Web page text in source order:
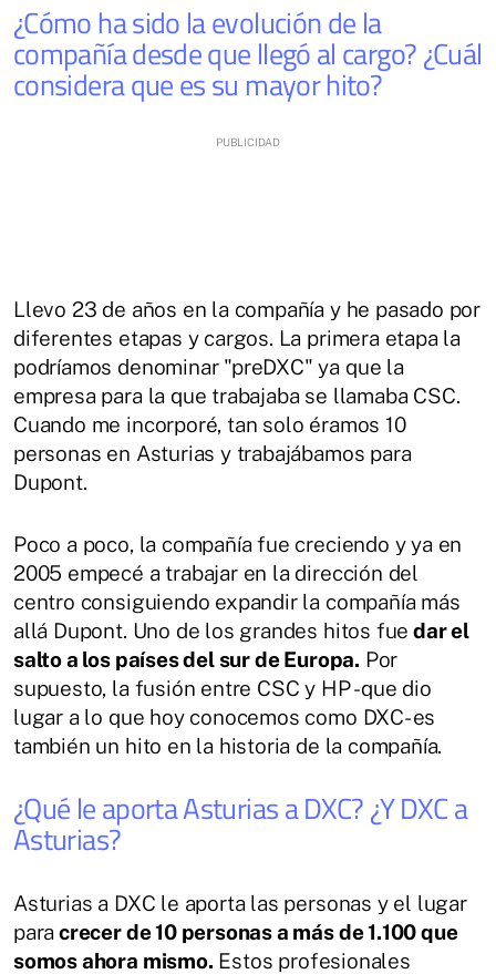
¿Cómo ha sido la evolución de la
compañía desde que llegó al cargo? ¿Cuál
considera que es su mayor hito?
Llevo 23 de años en la compañía y he pasado por
diferentes etapas y cargos. La primera etapa la
podríamos denominar "preDXC" ya que la
empresa para la que trabajaba se llamaba CSC.
Cuando me incorporé, tan solo éramos 10
personas en Asturias y trabajábamos para
Dupont.
Poco a poco, la compañía fue creciendo y ya en
2005 empecé a trabajar en la dirección del
centro consiguiendo expandir la compañía más
allá Dupont. Uno de los grandes hitos fue dar el
salto a los países del sur de Europa. Por
supuesto, la fusión entre CSC y HP -que dio
lugar a lo que hoy conocemos como DXC- es
también un hito en la historia de la compañía.
¿Qué le aporta Asturias a DXC? ¿Y DXC a
Asturias?
Asturias a DXC le aporta las personas y el lugar
para crecer de 10 personas a más de 1.100 que
somos ahora mismo. Estos profesionales